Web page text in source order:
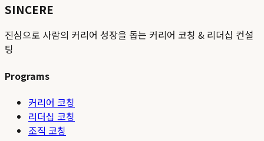
SINCERE
진심으로 사람의 커리어 성장을 돕는 커리어 코칭 & 리더십 컨설
팅
Programs
커리어 코칭
리더십 코칭
조직 코칭